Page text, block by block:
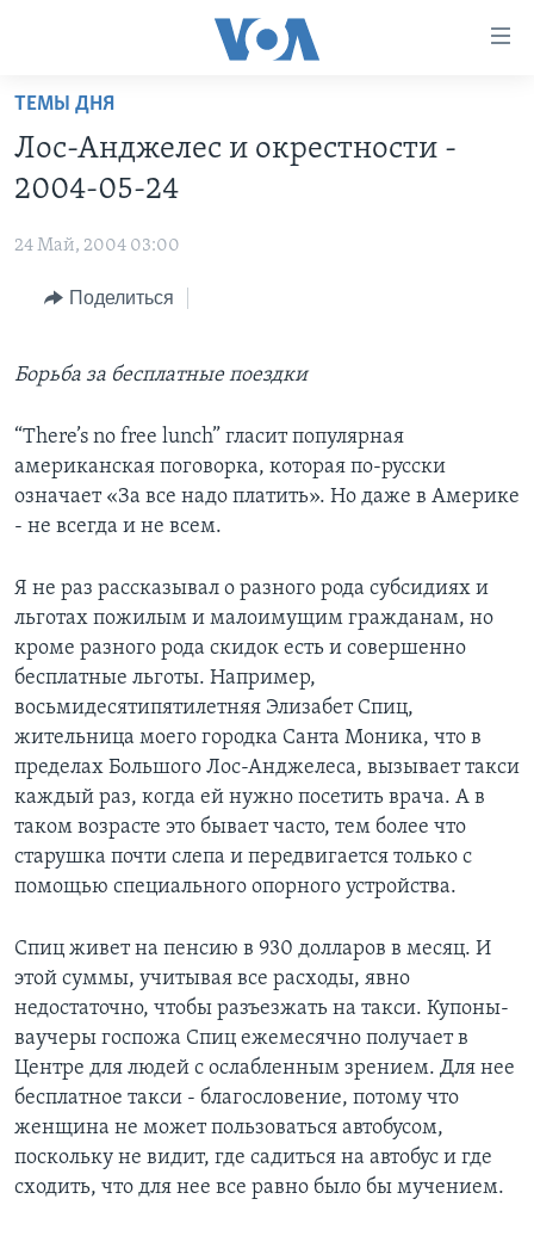
Перейти
основной
контент
навигации
поиск
ПРОГРАММЫ
НОВОСТИ ЗА МИНУТУ
ИТОГИ
ДИСКУССИЯ VOA
ДЕТАЛИ
НЬЮ-ЙОРК NEW YORK
УЧИМ АНГЛИЙСКИЙ
НАША АМЕРИКАНСКАЯ ИСТОРИЯ
АРТЕФАКТЫ
АМЕРИКАНСКИЕ ГОРОДКИ
ТЕСТЫ
ЭКСПЕРТИЗА
ИНТЕРВЬЮ
ЗА СВОБОДУ ПРЕССЫ
УЧИМ АНГЛИЙСКИЙ
ВИДЕО
ПОДПИСКА НА НОВОСТИ
Learning English
СОЦИАЛЬНЫЕ СЕТИ
ТЕМЫ ДНЯ
Лос-Анджелес и окрестности -
2004-05-24
24 Май, 2004 03:00
Поделиться
Борьба за бесплатные поездки
“There’s no free lunch” гласит популярная
американская поговорка, которая по-русски
означает «За все надо платить». Но даже в Америке
- не всегда и не всем.
Я не раз рассказывал о разного рода субсидиях и
льготах пожилым и малоимущим гражданам, но
кроме разного рода скидок есть и совершенно
бесплатные льготы. Например,
восьмидесятипятилетняя Элизабет Спиц,
жительница моего городка Санта Моника, что в
пределах Большого Лос-Анджелеса, вызывает такси
каждый раз, когда ей нужно посетить врача. А в
таком возрасте это бывает часто, тем более что
старушка почти слепа и передвигается только с
помощью специального опорного устройства.
Спиц живет на пенсию в 930 долларов в месяц. И
этой суммы, учитывая все расходы, явно
недостаточно, чтобы разъезжать на такси. Купоны-
ваучеры госпожа Спиц ежемесячно получает в
Центре для людей с ослабленным зрением. Для нее
бесплатное такси - благословение, потому что
женщина не может пользоваться автобусом,
поскольку не видит, где садиться на автобус и где
сходить, что для нее все равно было бы мучением.